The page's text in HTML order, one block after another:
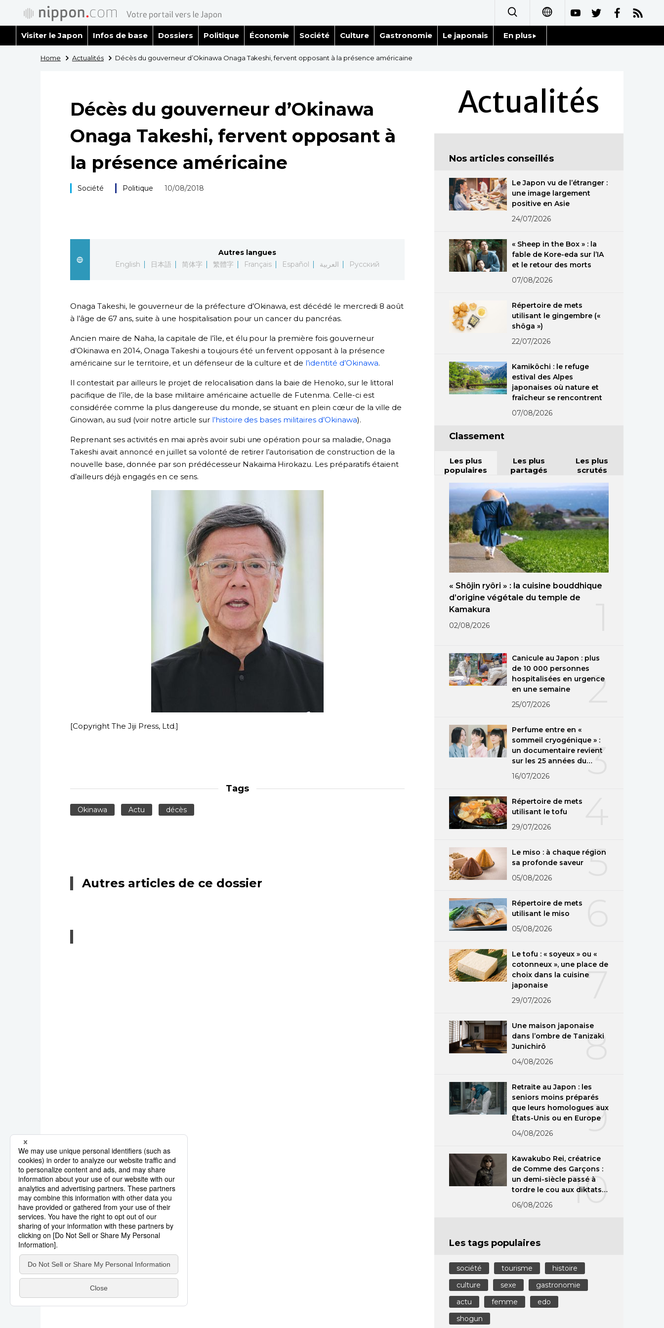
简体字
繁體字
العربية
Русский
Visiter le Japon Infos de base Dossiers Politique Économie Société Culture Gastronomie Le japonais En plus
Personnages
Chroniques
Images
Vidéos
Tokyo
Home Actualités Décès du gouverneur d’Okinawa Onaga Takeshi, fervent opposant à la présence américaine
Décès du gouverneur d’Okinawa
Onaga Takeshi, fervent opposant à
la présence américaine
Société Politique 10/08/2018
Autres langues
English
日本語 简体字 繁體字 Français Español العربية Русский
Onaga Takeshi, le gouverneur de la préfecture d’Okinawa, est décédé le mercredi 8 août
à l’âge de 67 ans, suite à une hospitalisation pour un cancer du pancréas.
Ancien maire de Naha, la capitale de l’île, et élu pour la première fois gouverneur
d’Okinawa en 2014, Onaga Takeshi a toujours été un fervent opposant à la présence
américaine sur le territoire, et un défenseur de la culture et de l’identité d’Okinawa.
Il contestait par ailleurs le projet de relocalisation dans la baie de Henoko, sur le littoral
pacifique de l’île, de la base militaire américaine actuelle de Futenma. Celle-ci est
considérée comme la plus dangereuse du monde, se situant en plein cœur de la ville de
Ginowan, au sud (voir notre article sur l’histoire des bases militaires d’Okinawa).
Reprenant ses activités en mai après avoir subi une opération pour sa maladie, Onaga
Takeshi avait annoncé en juillet sa volonté de retirer l’autorisation de construction de la
nouvelle base, donnée par son prédécesseur Nakaima Hirokazu. Les préparatifs étaient
d’ailleurs déjà engagés en ce sens.
[Copyright The Jiji Press, Ltd.]
Tags
Okinawa Actu décès
Autres articles de ce dossier
Actualités
Nos articles conseillés
Le Japon vu de l’étranger :
une image largement
positive en Asie
24/07/2026
« Sheep in the Box » : la
fable de Kore-eda sur l’IA
et le retour des morts
07/08/2026
Répertoire de mets
utilisant le gingembre («
shôga »)
22/07/2026
Kamikôchi : le refuge
estival des Alpes
japonaises où nature et
fraîcheur se rencontrent
07/08/2026
Classement
Les plus
populaires
Les plus
partagés
Les plus
scrutés
« Shôjin ryôri » : la cuisine bouddhique
d’origine végétale du temple de
Kamakura
02/08/2026
2
Canicule au Japon : plus
de 10 000 personnes
hospitalisées en urgence
en une semaine
25/07/2026
3
Perfume entre en «
sommeil cryogénique » :
un documentaire revient
sur les 25 années du
groupe
16/07/2026
Répertoire de mets
utilisant le tofu
29/07/2026
5
Le miso : à chaque région
sa profonde saveur
05/08/2026
Répertoire de mets
utilisant le miso
05/08/2026
7
Le tofu : « soyeux » ou «
cotonneux », une place de
choix dans la cuisine
japonaise
29/07/2026
8
Une maison japonaise
dans l’ombre de Tanizaki
Junichirô
04/08/2026
9
Retraite au Japon : les
seniors moins préparés
que leurs homologues aux
États-Unis ou en Europe
04/08/2026
10
Kawakubo Rei, créatrice
de Comme des Garçons :
un demi-siècle passé à
tordre le cou aux diktats
de la mode
06/08/2026
Les tags populaires
société tourisme
histoire
culture
sexe
gastronomie
actu
femme
edo
shogun